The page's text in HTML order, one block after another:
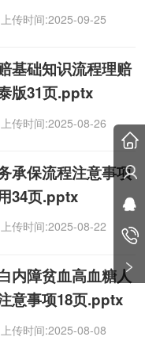
传时间:2025-09-25
基础知识流程理赔
版31页.pptx
传时间:2025-08-26
承保流程注意事项
34页.pptx
传时间:2025-08-22
内障贫血高血糖人
意事项18页.pptx
传时间:2025-08-08